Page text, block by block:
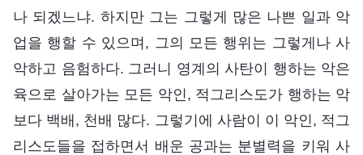
나 되겠느냐. 하지만 그는 그렇게 많은 나쁜 일과 악
업을 행할 수 있으며, 그의 모든 행위는 그렇게나 사
악하고 음험하다. 그러니 영계의 사탄이 행하는 악은
육으로 살아가는 모든 악인, 적그리스도가 행하는 악
보다 백배, 천배 많다. 그렇기에 사람이 이 악인, 적그
리스도들을 접하면서 배운 공과는 분별력을 키워 사